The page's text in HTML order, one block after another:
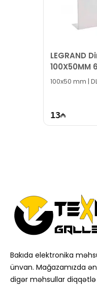
LEGRAND
100X50MM
100x50 mm |
13
Bakıda elektronika
ünvan. Mağazamızda
digər məhsullar